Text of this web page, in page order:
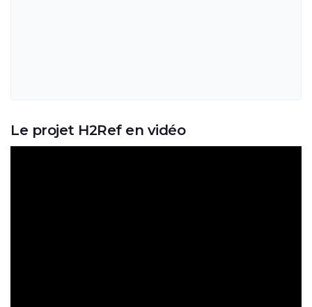
Le projet H2Ref en vidéo